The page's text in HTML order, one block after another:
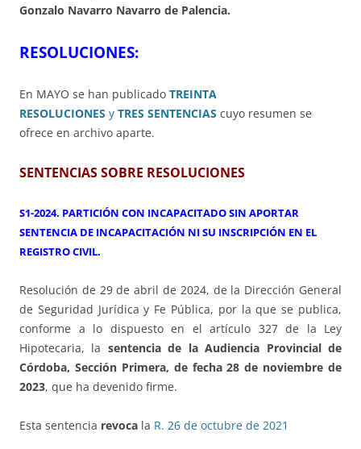
Gonzalo Navarro Navarro de Palencia.
RESOLUCIONES:
En MAYO se han publicado TREINTA
RESOLUCIONES y TRES SENTENCIAS cuyo resumen se
ofrece en archivo aparte.
SENTENCIAS SOBRE RESOLUCIONES
S1-2024. PARTICIÓN CON INCAPACITADO SIN APORTAR
SENTENCIA DE INCAPACITACIÓN NI SU INSCRIPCIÓN EN EL
REGISTRO CIVIL.
Resolución de 29 de abril de 2024, de la Dirección General
de Seguridad Jurídica y Fe Pública, por la que se publica,
conforme a lo dispuesto en el artículo 327 de la Ley
Hipotecaria, la sentencia de la Audiencia Provincial de
Córdoba, Sección Primera, de fecha 28 de noviembre de
2023, que ha devenido firme.
Esta sentencia revoca la R. 26 de octubre de 2021